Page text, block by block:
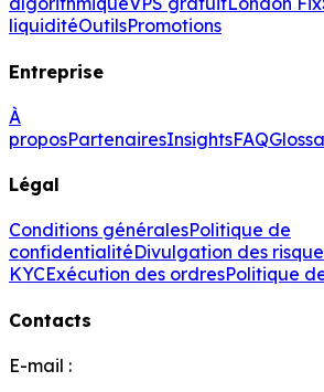
liquiditéOutilsPromotions
Entreprise
À
proposPartenairesInsightsFAQ
Légal
Conditions généralesPolitique de
confidentialitéDivulgation des
KYCExécution des ordresPolitique
Contacts
E-mail :